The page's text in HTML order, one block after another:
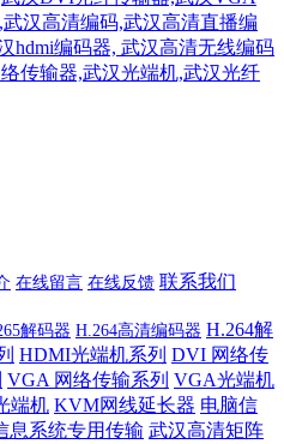
在线留言 在线反馈 联系我们
解码器 H.264高清编码器 H.264解
HDMI光端机系列 DVI 网络传
VGA 网络传输系列 VGA光端机
端机 KVM网线延长器 电脑信
息系统专用传输 武汉高清矩阵